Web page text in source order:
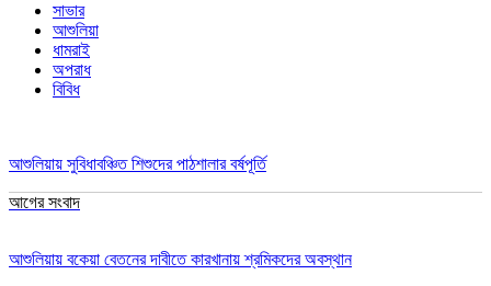
সাভার
আশুলিয়া
ধামরাই
অপরাধ
বিবিধ
আশুলিয়ায় সুবিধাবঞ্চিত শিশুদের পাঠশালার বর্ষপূর্তি
আগের সংবাদ
আশুলিয়ায় বকেয়া বেতনের দাবীতে কারখানায় শ্রমিকদের অবস্থান